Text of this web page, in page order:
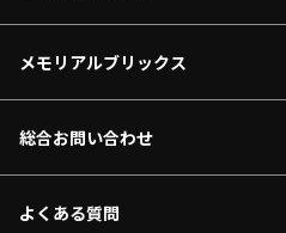
座席マップ
サブアリーナ
採用情報
メモリアルブリックス
総合お問い合わせ
よくある質問